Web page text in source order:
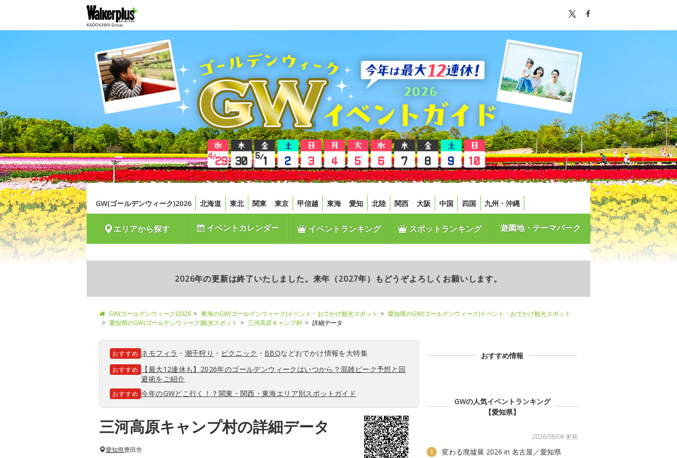
GW(ゴールデンウィーク)2026 北海道 東北 関東 東京 甲信越 東海 愛知 北陸 関西 大阪 中国 四国 九州・沖縄
エリアから探す イベントカレンダー イベントランキング スポットランキング 遊園地・テーマパーク
2026年の更新は終了いたしました。来年（2027年）もどうぞよろしくお願いします。
GW(ゴールデンウィーク)2026 東海のGW(ゴールデンウィーク)イベント・おでかけ観光スポット
愛知県のGW(ゴールデンウィーク)イベント・おでかけ観光スポット
愛知県のGW(ゴールデンウィーク)観光スポット
三河高原キャンプ村 詳細データ
おすすめ ネモフィラ ・ 潮干狩り ・ ピクニック ・ BBQなどおでかけ情報を大特集
おすすめ
【最大12連休も】2026年のゴールデンウィークはいつから？混雑ピーク予想と回
避術をご紹介
おすすめ 今年のGWどこ行く！？関東・関西・東海エリア別スポットガイド
三河高原キャンプ村の詳細データ
愛知県豊田市
おすすめ情報
GWの人気イベントランキング
【愛知県】
2026/08/08 更新
1 変わる廃墟展 2026 in 名古屋／愛知県